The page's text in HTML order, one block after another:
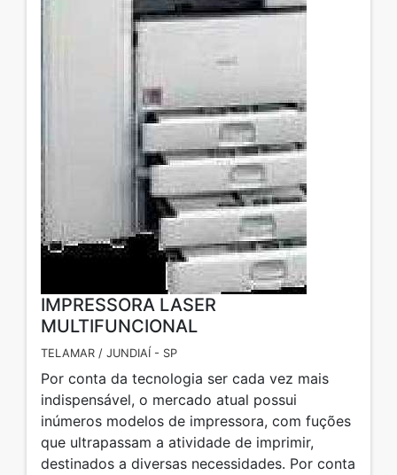
IMPRESSORA LASER
MULTIFUNCIONAL
TELAMAR / JUNDIAÍ - SP
Por conta da tecnologia ser cada vez mais
indispensável, o mercado atual possui
inúmeros modelos de impressora, com fuções
que ultrapassam a atividade de imprimir,
destinados a diversas necessidades. Por conta